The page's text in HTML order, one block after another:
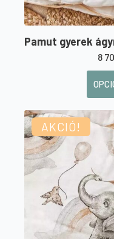
Pamut gyerek
8
a
több
A
a
AKCIÓ!